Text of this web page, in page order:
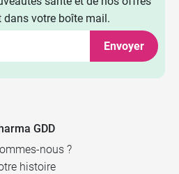
dans votre boîte mail.
Envoyer
GDD
nous ?
histoire